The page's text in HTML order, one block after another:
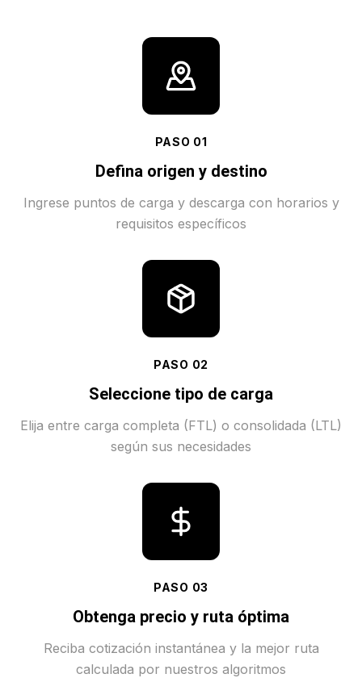
PASO 01
Defina origen y destino
Ingrese puntos de carga y descarga con horarios y
requisitos específicos
PASO 02
Seleccione tipo de carga
Elija entre carga completa (FTL) o consolidada (LTL)
según sus necesidades
PASO 03
Obtenga precio y ruta óptima
Reciba cotización instantánea y la mejor ruta
calculada por nuestros algoritmos